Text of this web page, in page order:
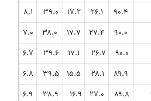
۹۰.۴ ۲۶.۱ ۱۷.۲ ۳۹.۰
۸.۱
۹۰.۰ ۲۷.۴ ۱۷.۷ ۳۸.۰
۷.۰
۹۰.۰ ۲۶.۷ ۱۷.۱ ۳۹.۶
۶.۷
۸۹.۹ ۲۸.۱ ۱۵.۵ ۳۹.۵
۶.۸
۸۹.۸ ۱۶.۹ ۳۸.۹ ۶.۹